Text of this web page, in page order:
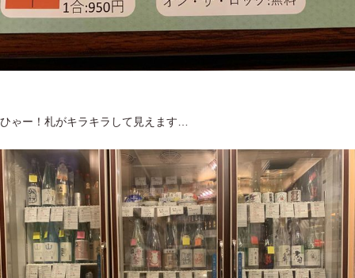
ひゃー！札がキラキラして見えます…